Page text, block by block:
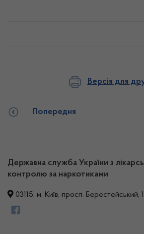
Версія для
Попередня
Державна служба України з
контролю за наркотиками
03115, м. Київ, просп. Берестейський,